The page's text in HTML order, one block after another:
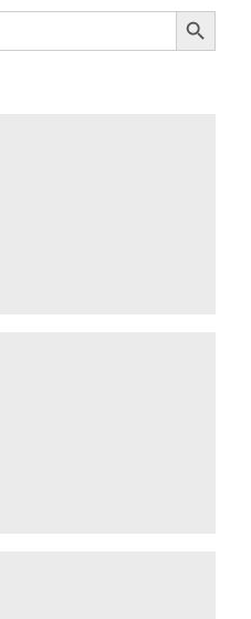
Botón de búsqueda